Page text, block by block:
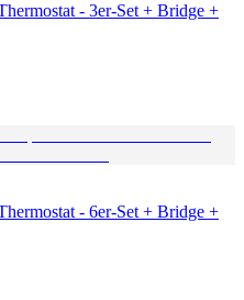
- 3er-Set + Bridge +
- 6er-Set + Bridge +